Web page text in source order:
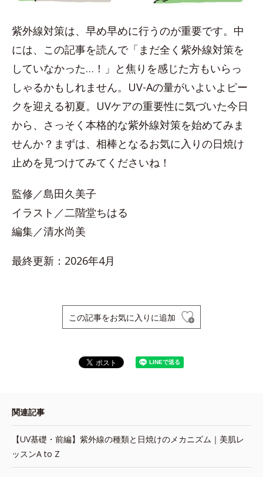
紫外線対策は、早め早めに行うのが重要です。中
には、この記事を読んで「まだ全く紫外線対策を
していなかった…！」と焦りを感じた方もいらっ
しゃるかもしれません。UV-Aの量がいよいよピー
クを迎える初夏。UVケアの重要性に気づいた今日
から、さっそく本格的な紫外線対策を始めてみま
せんか？まずは、相棒となるお気に入りの日焼け
止めを見つけてみてくださいね！
監修／島田久美子
イラスト／二階堂ちはる
編集／清水尚美
最終更新：2026年4月
この記事をお気に入りに追加
関連記事
【UV基礎・前編】紫外線の種類と日焼けのメカニズム｜美肌レ
ッスンA to Z